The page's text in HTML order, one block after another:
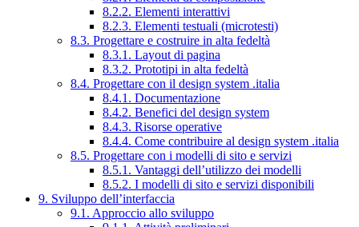
8.2.2. Elementi interattivi
8.2.3. Elementi testuali (microtesti)
8.3. Progettare e costruire in alta fedeltà
8.3.1. Layout di pagina
8.3.2. Prototipi in alta fedeltà
8.4. Progettare con il design system .italia
8.4.1. Documentazione
8.4.2. Benefici del design system
8.4.3. Risorse operative
8.4.4. Come contribuire al design system .italia
8.5. Progettare con i modelli di sito e servizi
8.5.1. Vantaggi dell’utilizzo dei modelli
8.5.2. I modelli di sito e servizi disponibili
9. Sviluppo dell’interfaccia
9.1. Approccio allo sviluppo